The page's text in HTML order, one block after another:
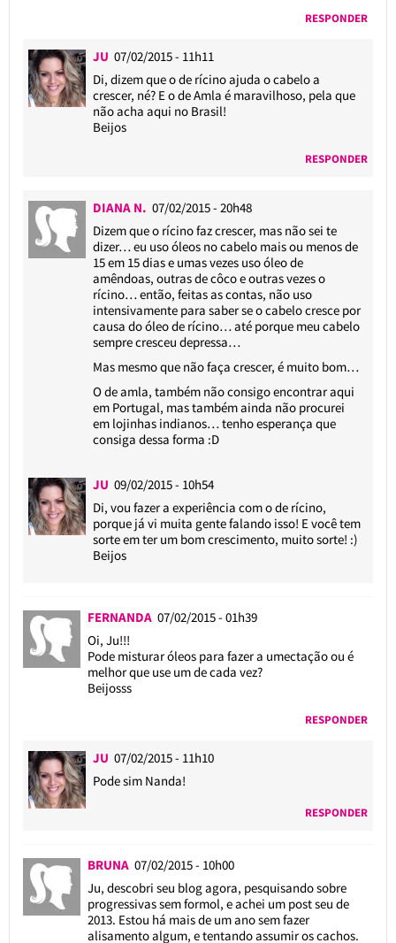
RESPONDER
JU 07/02/2015 - 11h11
Di, dizem que o de rícino ajuda o cabelo a
crescer, né? E o de Amla é maravilhoso, pela que
não acha aqui no Brasil!
Beijos
RESPONDER
DIANA N.07/02/2015 - 20h48
Dizem que o rícino faz crescer, mas não sei te
dizer… eu uso óleos no cabelo mais ou menos de
15 em 15 dias e umas vezes uso óleo de
amêndoas, outras de côco e outras vezes o
rícino… então, feitas as contas, não uso
intensivamente para saber se o cabelo cresce por
causa do óleo de rícino… até porque meu cabelo
sempre cresceu depressa…
Mas mesmo que não faça crescer, é muito bom…
O de amla, também não consigo encontrar aqui
em Portugal, mas também ainda não procurei
em lojinhas indianos… tenho esperança que
consiga dessa forma :D
JU 09/02/2015 - 10h54
Di, vou fazer a experiência com o de rícino,
porque já vi muita gente falando isso! E você tem
sorte em ter um bom crescimento, muito sorte! :)
Beijos
FERNANDA 07/02/2015 - 01h39
Oi, Ju!!!
Pode misturar óleos para fazer a umectação ou é
melhor que use um de cada vez?
Beijosss
RESPONDER
JU 07/02/2015 - 11h10
Pode sim Nanda!
RESPONDER
BRUNA 07/02/2015 - 10h00
Ju, descobri seu blog agora, pesquisando sobre
progressivas sem formol, e achei um post seu de
2013. Estou há mais de um ano sem fazer
alisamento algum, e tentando assumir os cachos.